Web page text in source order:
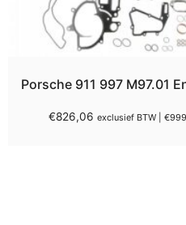
Porsche 911 997 M97.01
€826,06 exclusief BTW | €